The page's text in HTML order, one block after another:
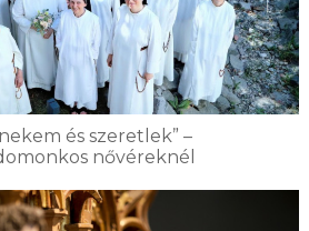
és szeretlek” –
nővéreknél